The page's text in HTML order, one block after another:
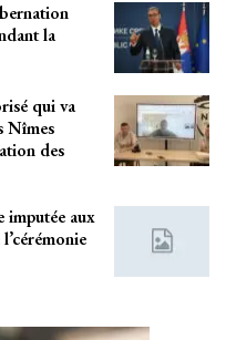
la
qui va
Nîmes
des
imputée aux